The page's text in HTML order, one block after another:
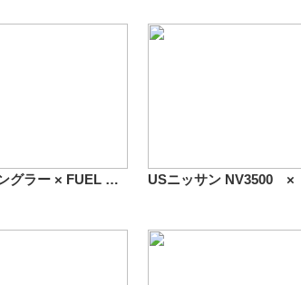
ジープ JKラングラー × FUEL OFF-ROAD D558 アンツァ 17インチ